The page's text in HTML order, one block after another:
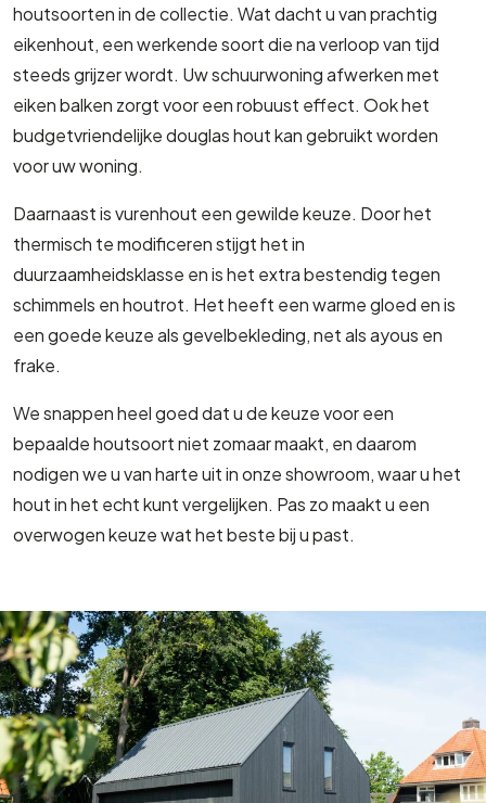
houtsoorten in de collectie. Wat dacht u van prachtig
eikenhout, een werkende soort die na verloop van tijd
steeds grijzer wordt. Uw schuurwoning afwerken met
eiken balken zorgt voor een robuust effect. Ook het
budgetvriendelijke douglas hout kan gebruikt worden
voor uw woning.
Daarnaast is vurenhout een gewilde keuze. Door het
thermisch te modificeren stijgt het in
duurzaamheidsklasse en is het extra bestendig tegen
schimmels en houtrot. Het heeft een warme gloed en is
een goede keuze als gevelbekleding, net als ayous en
frake.
We snappen heel goed dat u de keuze voor een
bepaalde houtsoort niet zomaar maakt, en daarom
nodigen we u van harte uit in onze showroom, waar u het
hout in het echt kunt vergelijken. Pas zo maakt u een
overwogen keuze wat het beste bij u past.